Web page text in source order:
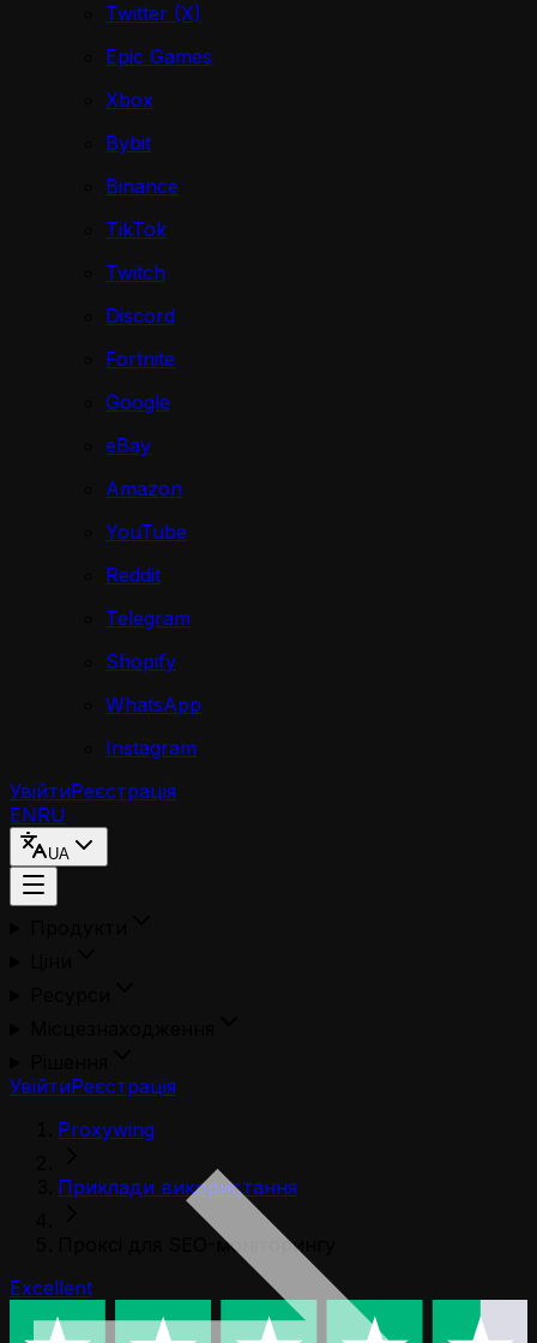
Twitter (X)
Epic Games
Xbox
Bybit
Binance
TikTok
Twitch
Discord
Fortnite
Google
eBay
Amazon
YouTube
Reddit
Telegram
Shopify
WhatsApp
Instagram
УвійтиРеєстрація
ENRU
UA
УвійтиРеєстрація
Proxywing
Приклади використання
Проксі для SEO-моніторингу
Excellent